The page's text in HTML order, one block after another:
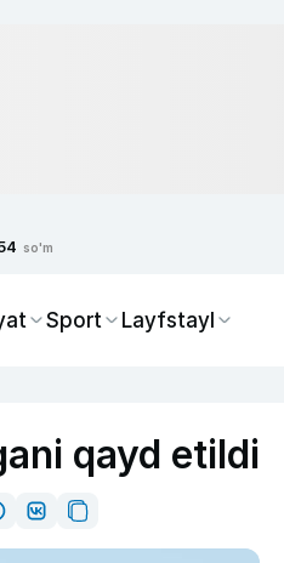
so'm
Sport Layfstayl
qayd etildi